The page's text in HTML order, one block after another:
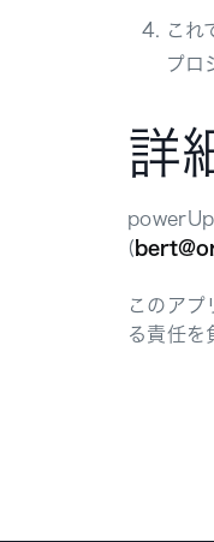
これ
プロ
詳
(
このアプ
る責任を